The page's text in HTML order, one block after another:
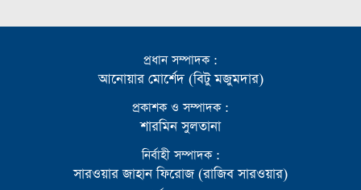
প্রধান সম্পাদক :
আনোয়ার মোর্শেদ (বিটু মজুমদার)
প্রকাশক ও সম্পাদক :
শারমিন সুলতানা
নির্বাহী সম্পাদক :
সারওয়ার জাহান ফিরোজ (রাজিব সারওয়ার)